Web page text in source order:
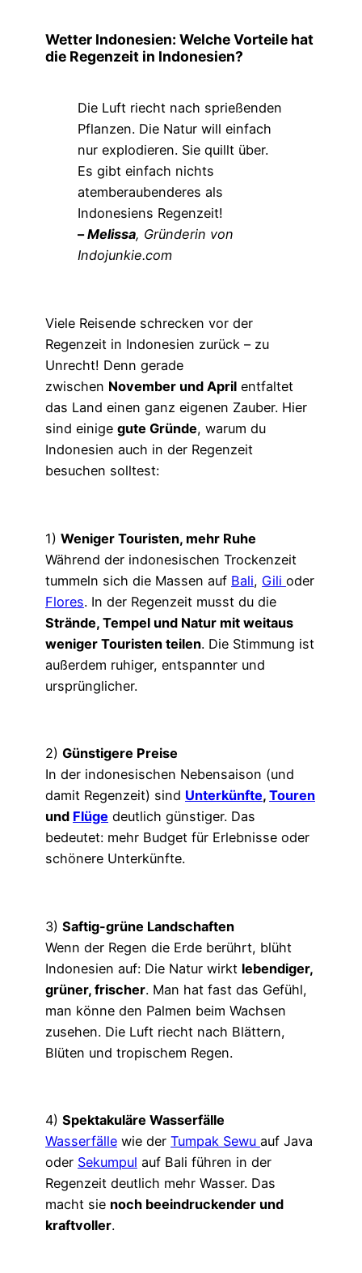
Wetter Indonesien: Welche Vorteile hat
die Regenzeit in Indonesien?
Die Luft riecht nach sprießenden
Pflanzen. Die Natur will einfach
nur explodieren. Sie quillt über.
Es gibt einfach nichts
atemberaubenderes als
Indonesiens Regenzeit!
–Melissa, Gründerin von
Indojunkie.com
Viele Reisende schrecken vor der
Regenzeit in Indonesien zurück – zu
Unrecht! Denn gerade
zwischen November und April entfaltet
das Land einen ganz eigenen Zauber. Hier
sind einige gute Gründe, warum du
Indonesien auch in der Regenzeit
besuchen solltest:
1) Weniger Touristen, mehr Ruhe
Während der indonesischen Trockenzeit
tummeln sich die Massen auf Bali, Gili oder
Flores. In der Regenzeit musst du die
Strände, Tempel und Natur mit weitaus
weniger Touristen teilen. Die Stimmung ist
außerdem ruhiger, entspannter und
ursprünglicher.
2) Günstigere Preise
In der indonesischen Nebensaison (und
damit Regenzeit) sind Unterkünfte, Touren
und Flüge deutlich günstiger. Das
bedeutet: mehr Budget für Erlebnisse oder
schönere Unterkünfte.
3) Saftig-grüne Landschaften
Wenn der Regen die Erde berührt, blüht
Indonesien auf: Die Natur wirkt lebendiger,
grüner, frischer. Man hat fast das Gefühl,
man könne den Palmen beim Wachsen
zusehen. Die Luft riecht nach Blättern,
Blüten und tropischem Regen.
4) Spektakuläre Wasserfälle
Wasserfälle wie der Tumpak Sewu auf Java
oder Sekumpul auf Bali führen in der
Regenzeit deutlich mehr Wasser. Das
macht sie noch beeindruckender und
kraftvoller.